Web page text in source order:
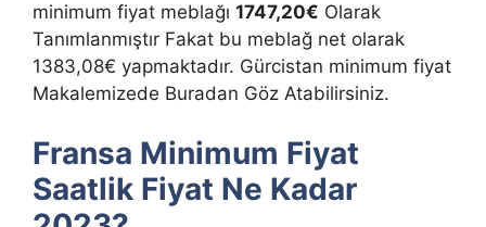
minimum fiyat meblağı 1747,20€ Olarak
Tanımlanmıştır Fakat bu meblağ net olarak
1383,08€ yapmaktadır. Gürcistan minimum fiyat
Makalemizede Buradan Göz Atabilirsiniz.
Fransa Minimum Fiyat
Saatlik Fiyat Ne Kadar